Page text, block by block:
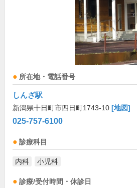
所在地・電話番号
しんざ駅
新潟県十日町市四日町1743-10 [地図]
025-757-6100
診療科目
内科 小児科
診療/受付時間・休診日